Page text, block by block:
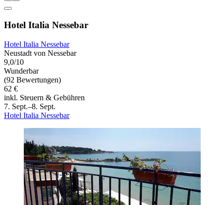
Hotel Italia Nessebar
Hotel Italia Nessebar
Neustadt von Nessebar
9,0/10
Wunderbar
(92 Bewertungen)
62 €
inkl. Steuern & Gebühren
7. Sept.–8. Sept.
Hotel Italia Nessebar